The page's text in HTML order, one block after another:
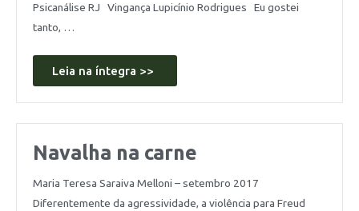
Psicanálise RJ Vingança Lupicínio Rodrigues Eu gostei
tanto, …
Leia na íntegra >>
Navalha na carne
Maria Teresa Saraiva Melloni – setembro 2017
Diferentemente da agressividade, a violência para Freud